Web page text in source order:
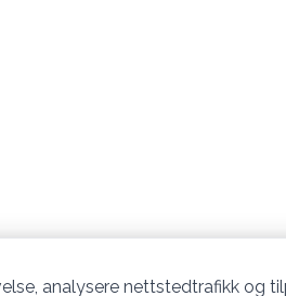
analysere nettstedtrafikk og